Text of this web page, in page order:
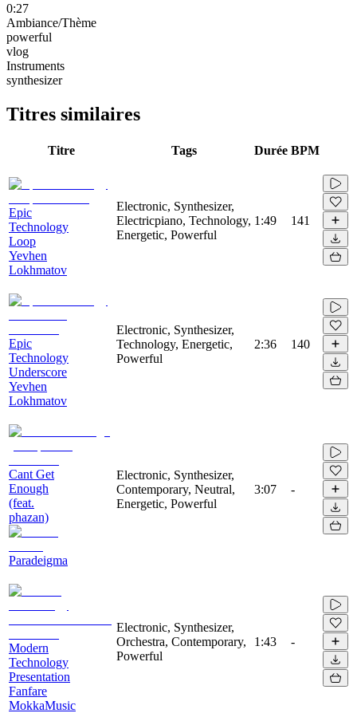
0:27
Ambiance/Thème
powerful
vlog
Instruments
synthesizer
Titres similaires
Titre Tags Durée BPM
Epic
Technology
Loop
Yevhen
Lokhmatov
Electronic, Synthesizer,
Electricpiano, Technology,
Energetic, Powerful
1:49 141
Epic
Technology
Underscore
Yevhen
Lokhmatov
Electronic, Synthesizer,
Technology, Energetic,
Powerful
2:36 140
Cant Get
Enough
(feat.
phazan)
Paradeigma
Electronic, Synthesizer,
Contemporary, Neutral,
Energetic, Powerful
3:07 -
Modern
Technology
Presentation
Fanfare
MokkaMusic
Electronic, Synthesizer,
Orchestra, Contemporary,
Powerful
1:43 -